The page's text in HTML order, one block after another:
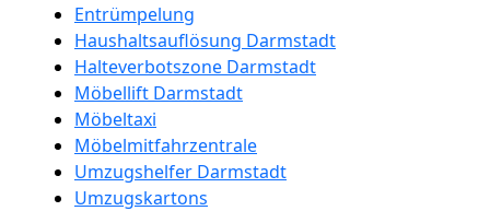
Entrümpelung
Haushaltsauflösung Darmstadt
Halteverbotszone Darmstadt
Möbellift Darmstadt
Möbeltaxi
Möbelmitfahrzentrale
Umzugshelfer Darmstadt
Umzugskartons